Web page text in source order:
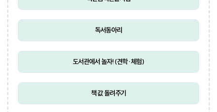
독서동아리
도서관에서 놀자!(견학·체험)
책 값 돌려주기